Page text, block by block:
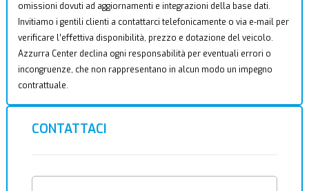
omissioni dovuti ad aggiornamenti e integrazioni della base dati.
Invitiamo i gentili clienti a contattarci telefonicamente o via e-mail per
verificare l’effettiva disponibilità, prezzo e dotazione del veicolo.
Azzurra Center declina ogni responsabilità per eventuali errori o
incongruenze, che non rappresentano in alcun modo un impegno
contrattuale.
CONTATTACI